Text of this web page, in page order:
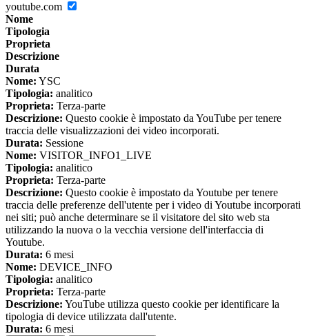
youtube.com
Nome
Tipologia
Proprieta
Descrizione
Durata
Nome: YSC
Tipologia: analitico
Proprieta: Terza-parte
Descrizione: Questo cookie è impostato da YouTube per tenere
traccia delle visualizzazioni dei video incorporati.
Durata: Sessione
Nome: VISITOR_INFO1_LIVE
Tipologia: analitico
Proprieta: Terza-parte
Descrizione: Questo cookie è impostato da Youtube per tenere
traccia delle preferenze dell'utente per i video di Youtube incorporati
nei siti; può anche determinare se il visitatore del sito web sta
utilizzando la nuova o la vecchia versione dell'interfaccia di
Youtube.
Durata: 6 mesi
Nome: DEVICE_INFO
Tipologia: analitico
Proprieta: Terza-parte
Descrizione: YouTube utilizza questo cookie per identificare la
tipologia di device utilizzata dall'utente.
Durata: 6 mesi